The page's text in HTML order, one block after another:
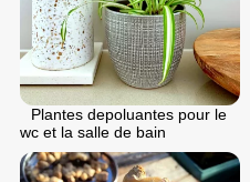
Plantes depoluantes pour le
wc et la salle de bain